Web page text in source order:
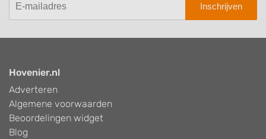
Inschrijven
Hovenier.nl
Adverteren
Algemene voorwaarden
Beoordelingen widget
Blog